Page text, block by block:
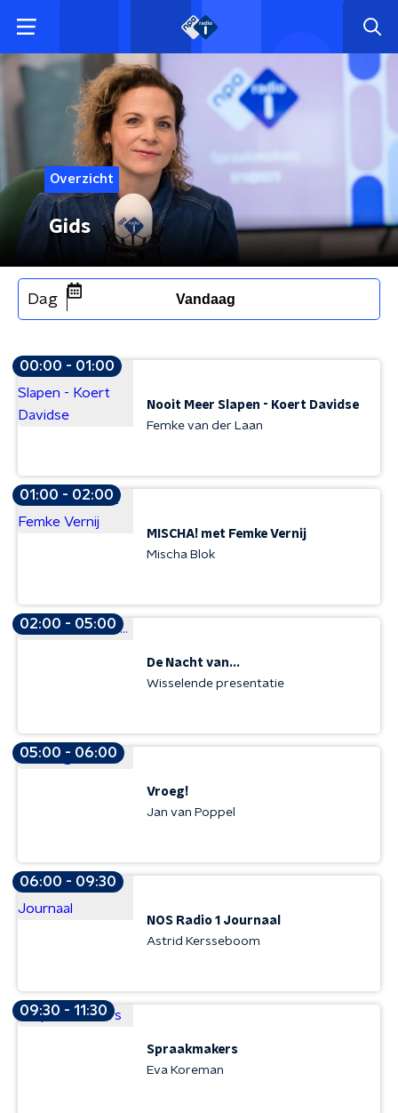
Overzicht
Gids
Dag Vandaag
00:00 - 01:00
Nooit Meer Slapen - Koert Davidse
Femke van der Laan
01:00 - 02:00
MISCHA! met Femke Vernij
Mischa Blok
02:00 - 05:00
De Nacht van...
Wisselende presentatie
05:00 - 06:00
Vroeg!
Jan van Poppel
06:00 - 09:30
NOS Radio 1 Journaal
Astrid Kersseboom
09:30 - 11:30
Spraakmakers
Eva Koreman